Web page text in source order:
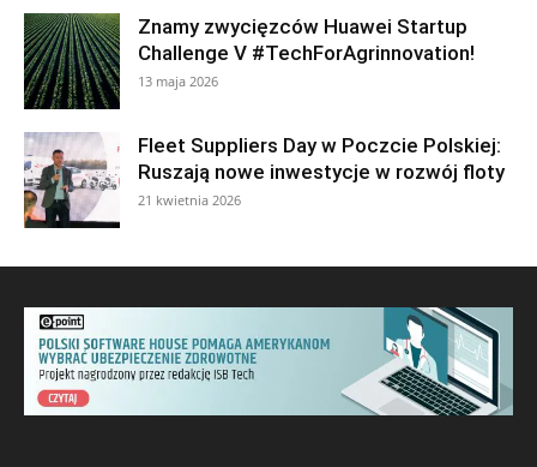
Znamy zwycięzców Huawei Startup
Challenge V #TechForAgrinnovation!
13 maja 2026
Fleet Suppliers Day w Poczcie Polskiej:
Ruszają nowe inwestycje w rozwój floty
21 kwietnia 2026